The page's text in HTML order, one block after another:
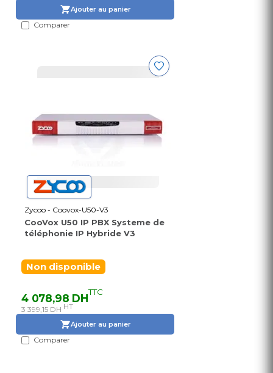
Ajouter au panier
Comparer
Zycoo - Coovox-U50-V3
CooVox U50 IP PBX Systeme de
téléphonie IP Hybride V3
Non disponible
4 078,98 DHTTC
3 399,15 DH HT
Ajouter au panier
Comparer